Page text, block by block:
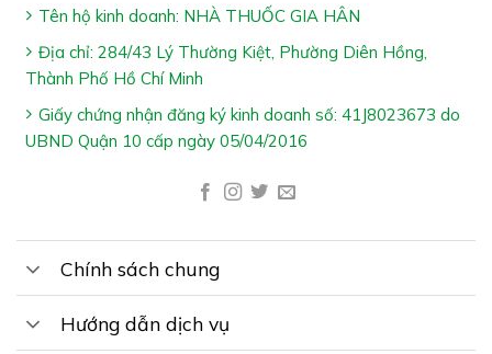
Tên hộ kinh doanh: NHÀ THUỐC GIA HÂN
Địa chỉ: 284/43 Lý Thường Kiệt, Phường Diên Hồng,
Thành Phố Hồ Chí Minh
Giấy chứng nhận đăng ký kinh doanh số: 41J8023673 do
UBND Quận 10 cấp ngày 05/04/2016
Chính sách chung
Hướng dẫn dịch vụ